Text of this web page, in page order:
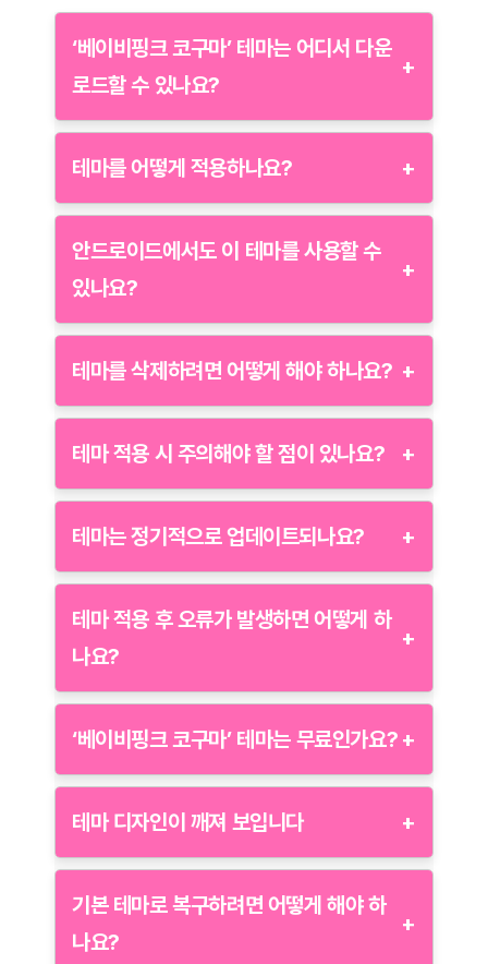
삭제하려는 테마를 선택한 후, 삭제 옵션을 통해 제
거합니다.
저작권 준수:외부에서 다운로드한 테마는 저작권을
준수해야 하며, 무단 사용은 법적 문제가 발생할 수
있습니다.
제를 초래할 수 있으니 주의하세요.
테마가 깨지거나 제대로 표시되지 않는 경우, 해당
테마를 삭제한 후 다시 다운로드 및 설치해 보세요.
기본 테마로 복원하려면 설정 메뉴에서 ‘테마 초기
화’ 옵션을 선택하세요.
‘베이비핑크 코구마’ 테마는 어디서 다운
로드할 수 있나요?
+
‘베이비핑크 코구마’ 테마는 나붕이님의 블로그에서
다운로드할 수 있습니다. 자세한 내용은 해당 블로그를
테마를 어떻게 적용하나요? +
다운로드한 테마 파일을 카카오톡의 ‘나와의 채팅’에
공유한 후, 해당 파일을 열어 ‘테마 적용’을 선택하면
반영됩니다.
안드로이드에서도 이 테마를 사용할 수
있나요?
+
현재 ‘베이비핑크 코구마’ 테마는 iOS와 안드로이드
모두 지원합니다. 안드로이드 버전은 lia님이 변환하여
참고하세요.
테마를 삭제하려면 어떻게 해야 하나요? +
카카오톡 설정 메뉴의 ‘테마’ 항목에서 현재 적용된
테마를 기본 테마로 변경한 후, 삭제하고자 하는 테마를
테마 적용 시 주의해야 할 점이 있나요? +
테마 적용 전, 사용 중인 카카오톡 버전과 테마의
호환성을 확인해야 합니다. 또한, 외부에서 다운로드한
문제가 발생할 수 있습니다.
테마는 정기적으로 업데이트되나요? +
테마 업데이트는 제작자의 블로그를 통해 확인할 수
있습니다. 새로운 버전이 출시되면 해당 블로그에
테마 적용 후 오류가 발생하면 어떻게 하
나요?
+
테마 적용 후 오류가 발생할 경우 다음을 시도해 보세요:
현재 적용된 테마를 삭제하고 기본 테마로 변경한
뒤, 다시 다운로드하여 적용해 보세요.
카카오톡 앱이 최신 버전인지 확인하고, 최신 버전으
로 업데이트한 후 다시 테마를 적용하세요.
문제가 지속되면 제작자 블로그의 FAQ 또는 사용자
리뷰를 참고하세요.
‘베이비핑크 코구마’ 테마는 무료인가요? +
네, ‘베이비핑크 코구마’ 테마는 무료로 제공됩니다. 단,
제작자의 안내에 따라 사용 조건을 준수하시기
테마 디자인이 깨져 보입니다 +
디자인 문제가 발생하는 경우:
사용 중인 카카오톡 버전과 테마의 호환성을 확인하
세요.
기본 테마로 복구하려면 어떻게 해야 하
나요?
+